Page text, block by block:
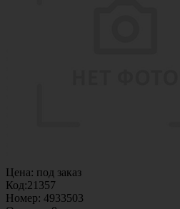
Цена: под заказ
Код:21357
Номер: 4933503